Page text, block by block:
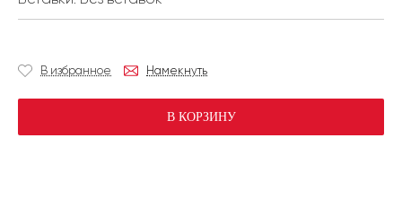
В избранное Намекнуть
В КОРЗИНУ